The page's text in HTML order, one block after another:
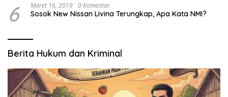
6 Maret 16, 2019 0 Komentar
Sosok New Nissan Livina Terungkap, Apa Kata NMI?
Berita Hukum dan Kriminal